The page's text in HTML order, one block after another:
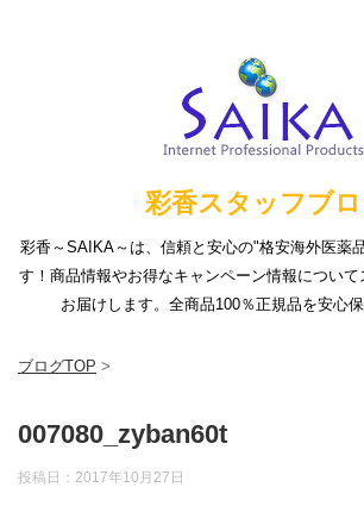
彩香スタッフブ
彩香～SAIKA～は、信頼と安心の"格安海外医薬
す！商品情報やお得なキャンペーン情報につい
お届けします。全商品100％正規品を安心
ブログTOP >
007080_zyban60t
投稿日： 2017年10月27日